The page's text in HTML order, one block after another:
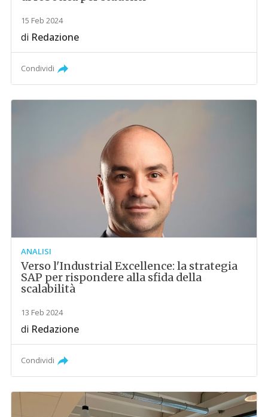
15 Feb 2024
di Redazione
Condividi
ANALISI
Verso l'Industrial Excellence: la strategia
SAP per rispondere alla sfida della
scalabilità
13 Feb 2024
di Redazione
Condividi